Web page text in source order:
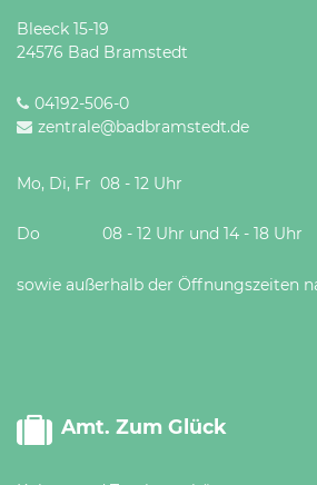
Bleeck 15-19
24576 Bad Bramstedt
04192-506-0
zentrale@badbramstedt.de
Mo, Di, Fr 08 - 12 Uhr
Do 08 - 12 Uhr und 14 - 18 Uhr
sowie außerhalb der Öffnungszeiten
Amt. Zum Glück